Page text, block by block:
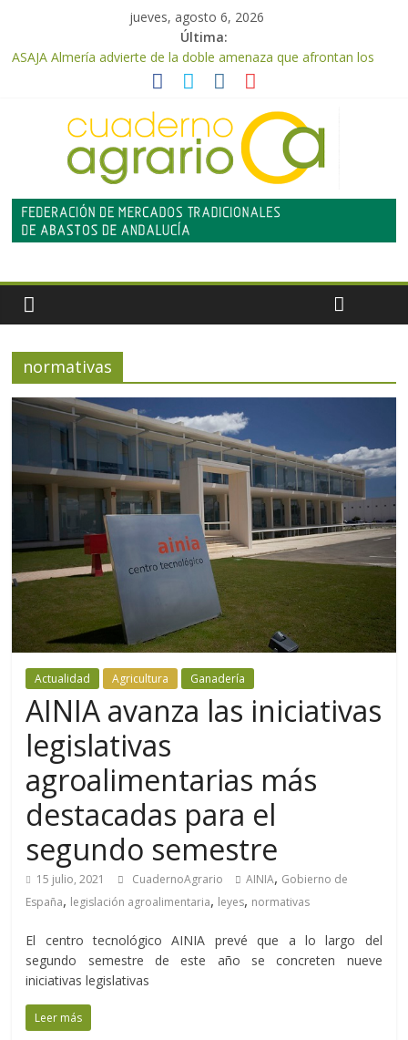
jueves, agosto 6, 2026
Última:
ASAJA Almería advierte de la doble amenaza que afrontan los
cítricos: la clorosis y la caída de los precios
confirman una cosecha desigual marcada por las inclemencias
meteorológicas y la incertidumbre en los precios
El Ministerio de Agricultura, Pesca y Alimentación autoriza el
pago de 85 millones adicionales de ayudas de la PAC de
remanentes disponibles
VÍDEO: Promoción y difusión de los valores de los alimentos de
origen cooperativo en escuelas de hostelería
activación del mecanismo de regulación de oferta de aceite de
oliva para la próxima campaña
normativas
Actualidad Agricultura Ganadería
AINIA avanza las iniciativas
legislativas
agroalimentarias más
destacadas para el
segundo semestre
15 julio, 2021 CuadernoAgrario AINIA, Gobierno de
España, legislación agroalimentaria, leyes, normativas
El centro tecnológico AINIA prevé que a lo largo del
segundo semestre de este año se concreten nueve
iniciativas legislativas
Leer más